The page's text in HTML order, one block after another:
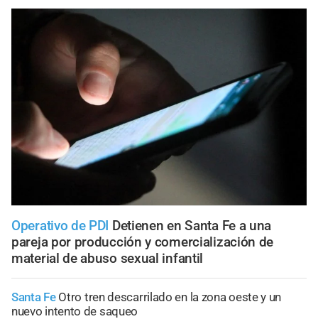
Operativo de PDI Detienen en Santa Fe a una
pareja por producción y comercialización de
material de abuso sexual infantil
Santa Fe Otro tren descarrilado en la zona oeste y un
nuevo intento de saqueo